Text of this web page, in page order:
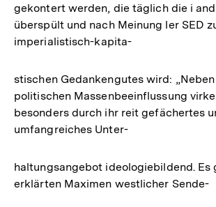
gekontert werden, die täglich die i
überspült und nach Meinung ler SED
imperialistisch-kapita-
stischen Gedankengutes wird:
politischen Massenbeeinflussung
besonders durch ihr reit gefächertes
umfangreiches Unter-
haltungsangebot ideologiebildend. Es
erklärten Maximen westlicher Sende-